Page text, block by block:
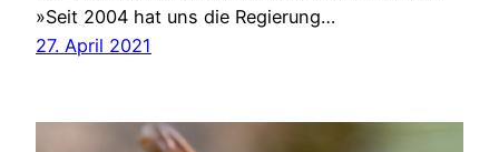
»Seit 2004 hat uns die Regierung…
27. April 2021